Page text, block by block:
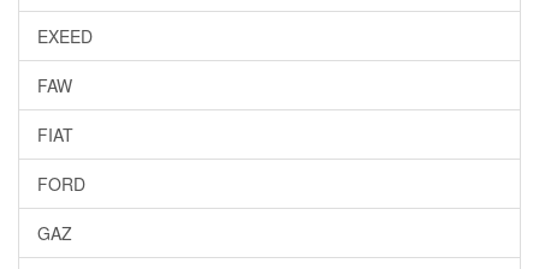
EXEED
FAW
FIAT
FORD
GAZ